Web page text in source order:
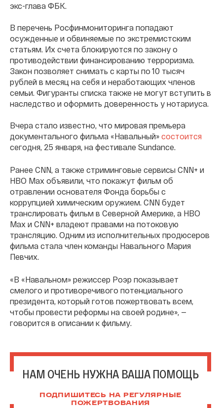
экс-глава ФБК.
В перечень Росфинмониторинга попадают
осужденные и обвиняемые по экстремистским
статьям. Их счета блокируются по закону о
противодействии финансированию терроризма.
Закон позволяет снимать с карты по 10 тысяч
рублей в месяц на себя и неработающих членов
семьи. Фигуранты списка также не могут вступить в
наследство и оформить доверенность у нотариуса.
Вчера стало известно, что мировая премьера
документального фильма «Навальный» состоится
сегодня, 25 января, на фестивале Sundance.
Ранее CNN, а также стриминговые сервисы CNN+ и
HBO Max объявили, что покажут фильм об
отравлении основателя Фонда борьбы с
коррупцией химическим оружием. CNN будет
транслировать фильм в Северной Америке, а HBO
Max и CNN+ владеют правами на потоковую
трансляцию. Одним из исполнительных продюсеров
фильма стала член команды Навального Мария
Певчих.
«В «Навальном» режиссер Роэр показывает
смелого и противоречивого потенциального
президента, который готов пожертвовать всем,
чтобы провести реформы на своей родине», —
говорится в описании к фильму.
НАМ ОЧЕНЬ НУЖНА ВАША ПОМОЩЬ
ПОДПИШИТЕСЬ НА РЕГУЛЯРНЫЕ
ПОЖЕРТВОВАНИЯ